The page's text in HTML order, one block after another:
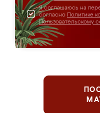
Я соглашаюсь на
согласно Политике
Пользовательскому